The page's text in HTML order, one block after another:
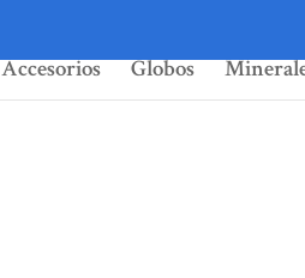
Accesorios Globos